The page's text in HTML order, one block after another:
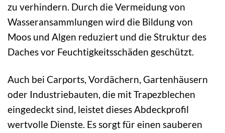
zu verhindern. Durch die Vermeidung von
Wasseransammlungen wird die Bildung von
Moos und Algen reduziert und die Struktur des
Daches vor Feuchtigkeitsschäden geschützt.
Auch bei Carports, Vordächern, Gartenhäusern
oder Industriebauten, die mit Trapezblechen
eingedeckt sind, leistet dieses Abdeckprofil
wertvolle Dienste. Es sorgt für einen sauberen